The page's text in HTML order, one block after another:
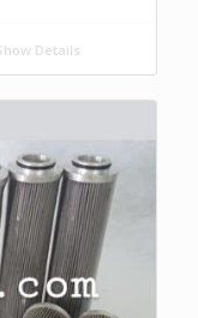
Details